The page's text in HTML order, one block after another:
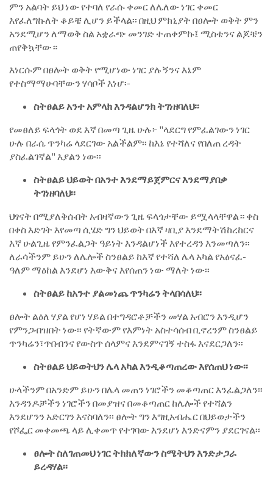
ምን አልባት ይህ ነው የተባለ የራሱ ቀመር ለሌለው ነገር ቀመር
እየፈለግኩለት ቆይቼ ሊሆን ይችላል፡፡ በዚህ ምክኒያት በፀሎት ወቅት ምን
አንደሚሆን ለማወቅ ስል አቋራጭ መንገድ ተጠቀምኩ፤ ሚስቴንና ልጆቼን
ጠየቅኳቸው።
እነርሱም በፀሎት ወቅት የሚሆነው ነገር ያሉኝንና እኔም
የተስማማሁባቸውን ሃሳቦች እነሆ፡-
ስትፀልይ አንተ አምላክ እንዳልሆንክ ትገነዘባለህ፡፡
የመፀለይ ፍላጎት ወደ እኛ በመጣ ጊዜ ሁሉ፦ "ላደርግ የምፈልገውን ነገር
ሁሉ በራሴ ጥንካሬ ላደርገው አልችልም፡፡ ከእኔ የተሻለና የበለጠ ረዳት
ያስፈልገኛል" እያልን ነው፡፡
ስትፀልይ ህይወት በአንተ እንደማይጀምርና እንደማያበቃ
ትገነዘባለህ፡፡
ህፃናት በሚያለቅሱበት አብዛኛውን ጊዜ ፍላጎታቸው ይሟላላቸዋል። ቀስ
በቀስ እድገት እየመጣ ሲሄድ ግን ህይወት በእኛ ዛቢያ እንደማትሽከረከርና
እኛ ሁልጊዜ የምንፈልጋት ዓይነት እንዳልሆነች እየተረዳን እንመጣለን፡፡
ለራሳችንም ይሁን ለሌሎች ስንፀልይ ከእኛ የተሻለ ሌላ አካል የአፅናፈ-
ዓለም ማዕከል እንደሆነ እውቅና እየሰጠን ነው ማለት ነው፡፡
ስትፀልይ ከአንተ ያልመነጨ ጥንካሬን ትላበሳለህ፡፡
ፀሎት ልዕለ ሃያል የሆነ ሃይል በተግዳሮቶቻችን መሃል አብሮን እንዲሆን
የምንጋብዝበት ነው፡፡ የትኛውም የእምነት አስተሳሰብ ቢኖረንም ስንፀልይ
ጥንካሬን፣ጥበብንና የውስጥ ሰላምና እንደምናገኝ ተስፋ እናደርጋለን፡፡
ስትፀልይ ህይወትህን ሌላ አካል እንዲቆጣጠረው እየሰጠህ ነው፡፡
ሁላችንም በአንድም ይሁን በሌላ መጠን ነገሮችን መቆጣጠር እንፈልጋለን፡፡
እንዳንዶቻችን ነገሮችን በመያዝና በመቆጣጠር ከሌሎች የተሻልን
እንደሆንን አድርገን እናስባለን፡፡ ፀሎት ግን እግዚአብሔር በህይወታችን
የሾፌር መቀመጫ ላይ ሊቀመጥ የተገባው እንደሆነ እንድናምን ያደርገናል፡፡
ፀሎት ስለገጠመህ ነገር ትክክለኛውን ስሜትህን እንድታጋራ
ይረዳሃል፡፡